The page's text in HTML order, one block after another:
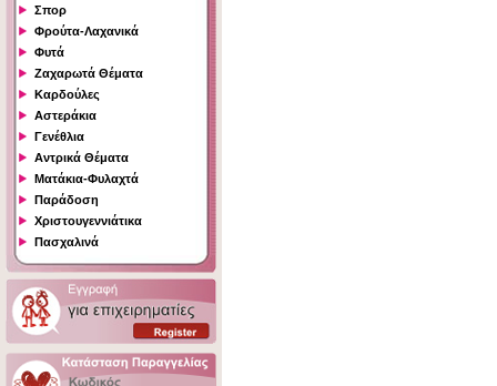
Σπορ
Φρούτα-Λαχανικά
Φυτά
Ζαχαρωτά Θέματα
Καρδούλες
Αστεράκια
Γενέθλια
Αντρικά Θέματα
Ματάκια-Φυλαχτά
Παράδοση
Χριστουγεννιάτικα
Πασχαλινά